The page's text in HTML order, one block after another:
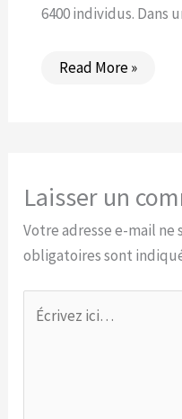
6400 individus. Dans
Read More »
Laisser un
Votre adresse e-mail ne
obligatoires sont
Écrivez
ici…